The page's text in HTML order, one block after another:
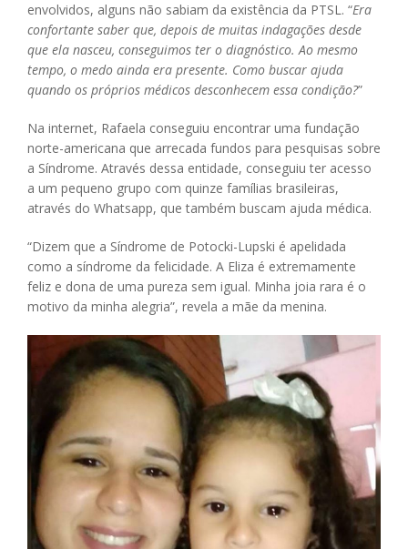
envolvidos, alguns não sabiam da existência da PTSL. “Era
confortante saber que, depois de muitas indagações desde
que ela nasceu, conseguimos ter o diagnóstico. Ao mesmo
tempo, o medo ainda era presente. Como buscar ajuda
quando os próprios médicos desconhecem essa condição?”
Na internet, Rafaela conseguiu encontrar uma fundação
norte-americana que arrecada fundos para pesquisas sobre
a Síndrome. Através dessa entidade, conseguiu ter acesso
a um pequeno grupo com quinze famílias brasileiras,
através do Whatsapp, que também buscam ajuda médica.
“Dizem que a Síndrome de Potocki-Lupski é apelidada
como a síndrome da felicidade. A Eliza é extremamente
feliz e dona de uma pureza sem igual. Minha joia rara é o
motivo da minha alegria”, revela a mãe da menina.